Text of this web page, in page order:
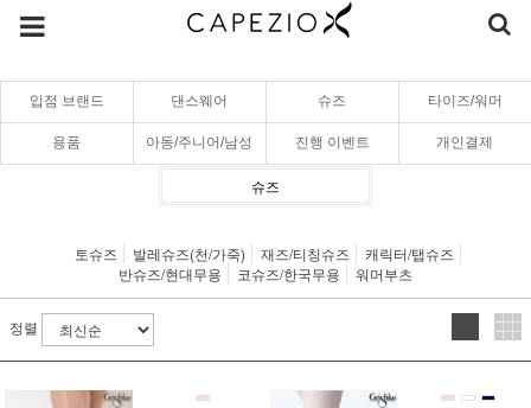
입점 브랜드 댄스웨어 슈즈 타이즈/워머
용품 아동/주니어/남성 진행 이벤트 개인결제
슈즈
토슈즈 발레슈즈(천/가죽) 재즈/티칭슈즈
캐릭터/탭슈즈
반슈즈/현대무용
코슈즈/한국무용 워머부츠
정렬